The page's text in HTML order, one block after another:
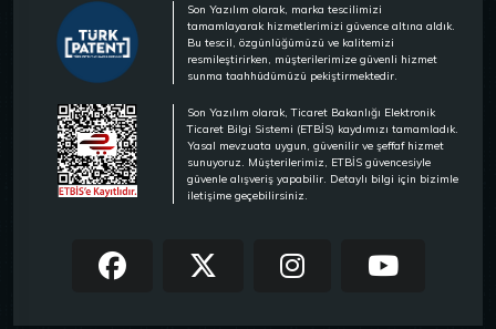
Son Yazılım olarak, marka tescilimizi
tamamlayarak hizmetlerimizi güvence altına aldık.
Bu tescil, özgünlüğümüzü ve kalitemizi
resmileştirirken, müşterilerimize güvenli hizmet
sunma taahhüdümüzü pekiştirmektedir.
Son Yazılım olarak, Ticaret Bakanlığı Elektronik
Ticaret Bilgi Sistemi (ETBİS) kaydımızı tamamladık.
Yasal mevzuata uygun, güvenilir ve şeffaf hizmet
sunuyoruz. Müşterilerimiz, ETBİS güvencesiyle
güvenle alışveriş yapabilir. Detaylı bilgi için bizimle
iletişime geçebilirsiniz.